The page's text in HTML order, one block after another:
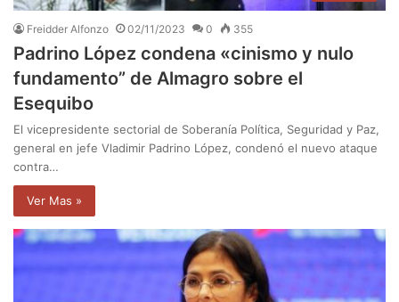
Freidder Alfonzo 02/11/2023 0 355
Padrino López condena «cinismo y nulo
fundamento” de Almagro sobre el
Esequibo
El vicepresidente sectorial de Soberanía Política, Seguridad y Paz,
general en jefe Vladimir Padrino López, condenó el nuevo ataque
contra…
Ver Mas »